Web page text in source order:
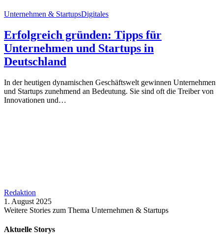
Unternehmen & StartupsDigitales
Erfolgreich gründen: Tipps für
Unternehmen und Startups in
Deutschland
In der heutigen dynamischen Geschäftswelt gewinnen Unternehmen
und Startups zunehmend an Bedeutung. Sie sind oft die Treiber von
Innovationen und…
Redaktion
1. August 2025
Weitere Stories zum Thema Unternehmen & Startups
Aktuelle Storys